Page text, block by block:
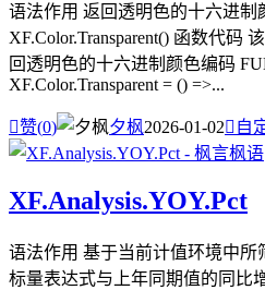
语法作用 返回透明色的十六进制
XF.Color.Transparent() 函数代码
回透明色的十六进制颜色编码
XF.Color.Transparent = () =>...
赞(0) 夕枫2026-01-02 自
XF.Analysis.YOY.Pct
语法作用 基于当前计值环境中所
标量表达式与上年同期值的同比